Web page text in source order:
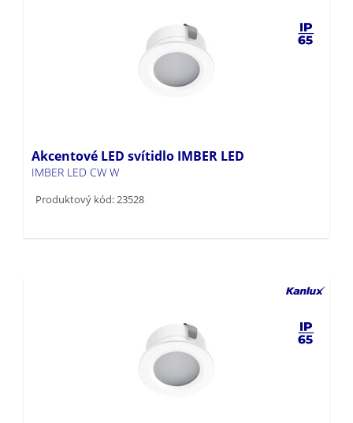
Akcentové LED svítidlo IMBER LED
IMBER LED CW W
Produktový kód: 23528